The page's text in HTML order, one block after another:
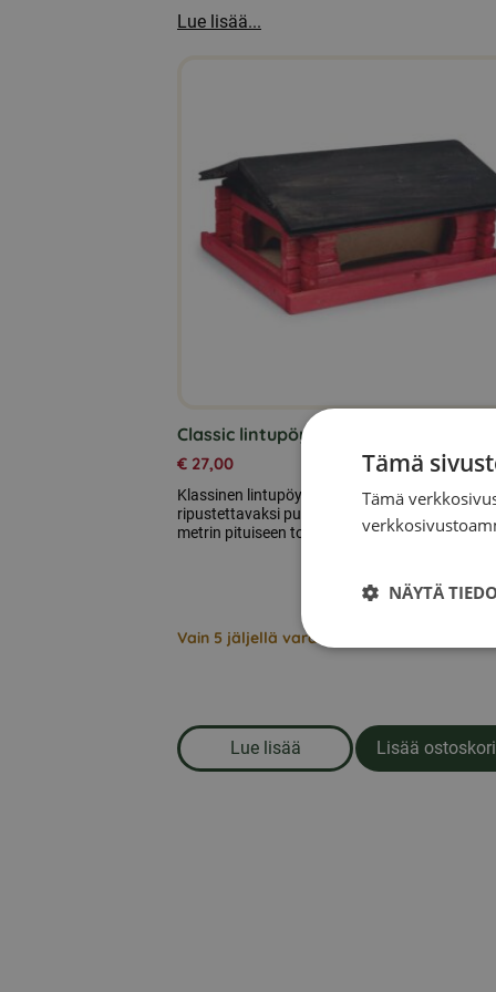
Lue lisää...
Classic lintupöytä punainen/musta
€ 27,00
Klassinen lintupöytä mäntypuusta. Sopii
ripustettavaksi puuhun tai istutettavaksi noin
metrin pituiseen tolppaan.
Vain 5 jäljellä varastossa
Lue lisää
om produkten Classic
Lisää
Tämä
Tämä
NÄYTÄ